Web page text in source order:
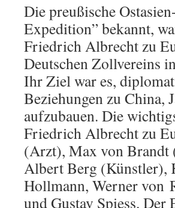
Die preußische
Expedition” bekannt,
Friedrich Albrecht zu
Deutschen Zollvereins
Ihr Ziel war es,
Beziehungen zu China,
aufzubauen. Die
Friedrich Albrecht zu
(Arzt), Max von
Albert Berg (Künstler),
Hollmann, Werner von
und Gustav Spiess.